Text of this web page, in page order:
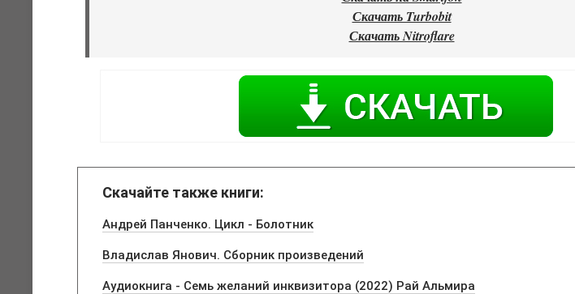
Скачать Turbobit
Скачать Nitroflare
Скачайте также книги:
Андрей Панченко. Цикл - Болотник
Владислав Янович. Сборник произведений
Аудиокнига - Семь желаний инквизитора (2022) Рай Альмира